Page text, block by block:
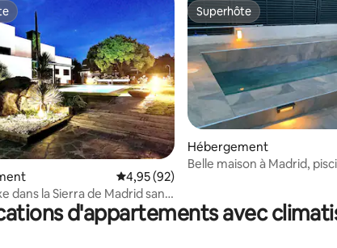
la base de 55 commentaires : 4,98 sur 5
Évaluation moyenne sur la base de 92
4,95 (92)
dans la Sierra de Madrid sans
Superhôte
Superhôte
Hébergement
Belle maison à Madrid,
d'appartements avec